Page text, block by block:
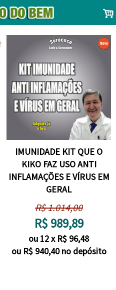
.
IMUNIDADE KIT QUE O
KIKO FAZ USO ANTI
INFLAMAÇÕES E VÍRUS EM
GERAL
R$1.014,00
R$ 989,89
ou 12x R$ 96,48
ou R$ 940,40 no depósito